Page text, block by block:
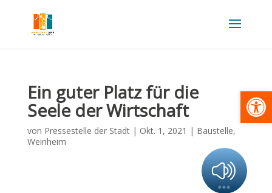
Ein guter Platz für die
Seele der Wirtschaft
von Pressestelle der Stadt| Okt. 1, 2021 | Baustelle,
Weinheim